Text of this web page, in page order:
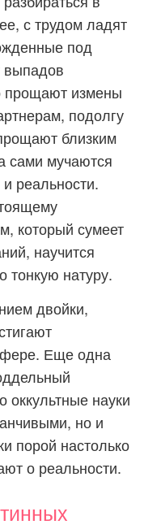
с трудом ладят
под
выпадов
прощают измены
подолгу
близким
сами мучаются
реальности.
который сумеет
научится
тонкую натуру.
двойки,
Еще одна
оккультные науки
но и
порой настолько
о реальности.